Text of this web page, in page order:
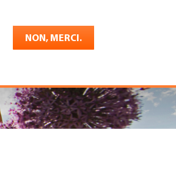
NON, MERCI.
Konto Français